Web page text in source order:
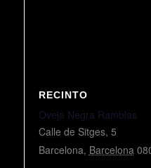
RECINTO
Oveja Negra Ramblas
Calle de Sitges, 5
Barcelona, Barcelona